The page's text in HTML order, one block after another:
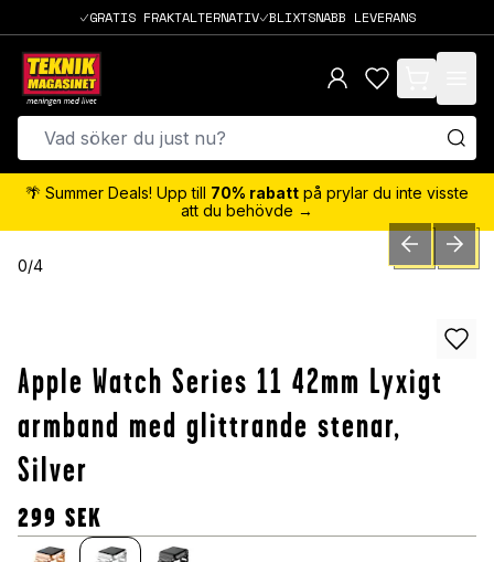
GRATIS FRAKTALTERNATIV BLIXTSNABB LEVERANS
items in cart,
🌴 Summer Deals! Upp till 70% rabatt på prylar du inte visste
att du behövde →
0/4 PREVIOUSNEXT
Apple Watch Series 11 42mm Lyxigt
armband med glittrande stenar,
Silver
299 SEK